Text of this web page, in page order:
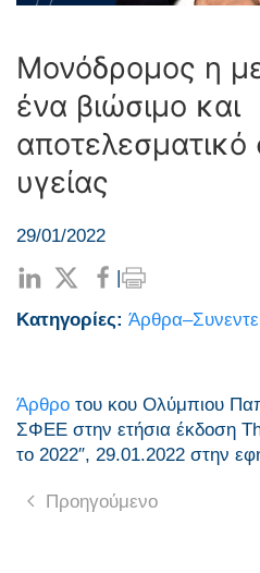
Μονόδρομος η
ένα βιώσιμο και
υγείας
29/01/2022
Κατηγορίες:
Άρθρο του κου Ολύμπιου
ΣΦΕΕ στην ετήσια έκδοση
το 2022″, 29.01.2022 στην
Προηγούμενο